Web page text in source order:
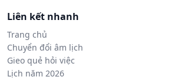
Liên kết nhanh
Trang chủ
Chuyển đổi âm lịch
Gieo quẻ hỏi việc
Lịch năm 2026